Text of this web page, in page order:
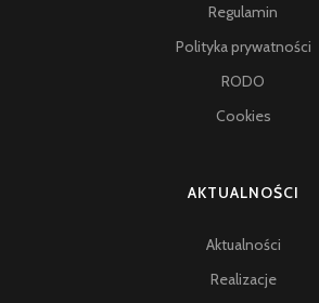
Regulamin
Polityka prywatności
RODO
Cookies
AKTUALNOŚCI
Aktualności
Realizacje